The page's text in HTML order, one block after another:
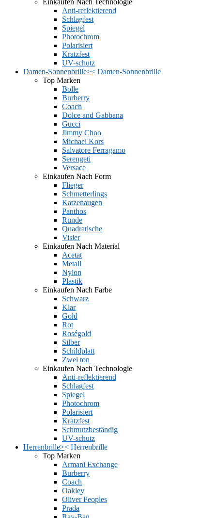
Einkaufen Nach Technologie
Anti-reflektierend
Schlagfest
Spiegel
Photochrom
Polarisiert
Kratzfest
UV-schutz
Damen-Sonnenbrille>< Damen-Sonnenbrille
Top Marken
Bolle
Burberry
Coach
Dolce and Gabbana
Gucci
Jimmy Choo
Michael Kors
Salvatore Ferragamo
Serengeti
Versace
Einkaufen Nach Form
Flieger
Schmetterlings
Katzenaugen
Panthos
Runde
Quadratische
Visier
Einkaufen Nach Material
Acetat
Metall
Nylon
Plastik
Einkaufen Nach Farbe
Schwarz
Klar
Gold
Rot
Roségold
Silber
Schildplatt
Zwei ton
Einkaufen Nach Technologie
Anti-reflektierend
Schlagfest
Spiegel
Photochrom
Polarisiert
Kratzfest
Schmutzbeständig
UV-schutz
Herrenbrille>< Herrenbrille
Top Marken
Armani Exchange
Burberry
Coach
Oakley
Oliver Peoples
Prada